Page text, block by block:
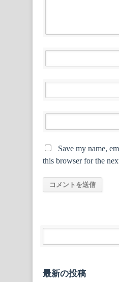
Save my name,
this browser for the
最新の投稿